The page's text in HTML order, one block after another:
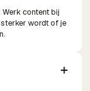
content bij
wordt of je